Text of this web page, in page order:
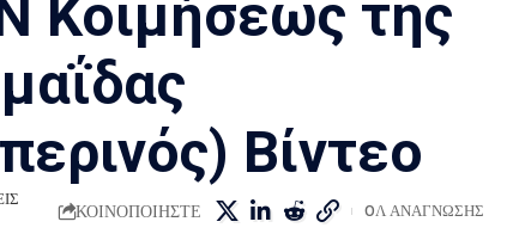
Κοιμήσεως της
Bίντεο
ΚΟΙΝΟΠΟΙΗΣΤΕ 0Λ ΑΝΑΓΝΩΣΗΣ